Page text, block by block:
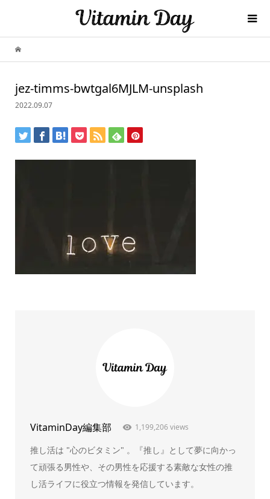
jez-timms-bwtgal6MJLM-unsplash
2022.09.07
VitaminDay編集部 1,199,206 views
推し活は "心のビタミン" 。『推し』として夢に向かっ
て頑張る男性や、その男性を応援する素敵な女性の推
し活ライフに役立つ情報を発信しています。